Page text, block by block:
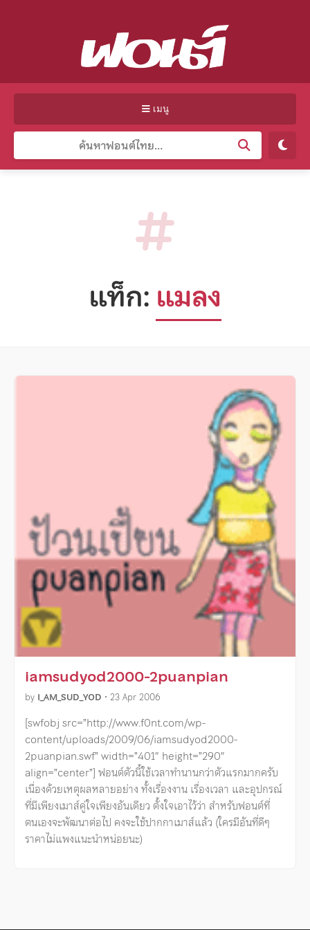
เมนู
แท็ก: แมลง
iamsudyod2000-2puanpian
by I_AM_SUD_YOD • 23 Apr 2006
[swfobj src=”http://www.f0nt.com/wp-
content/uploads/2009/06/iamsudyod2000-
2puanpian.swf” width=”401″ height=”290″
align=”center”] ฟอนต์ตัวนี้ใช้เวลาทำนานกว่าตัวแรกมากครับ
เนื่องด้วยเหตุผลหลายอย่าง ทั้งเรื่องงาน เรื่องเวลา และอุปกรณ์
ที่มีเพียงเมาส์คู่ใจเพียงอันเดียว ตั้งใจเอาไว้ว่า สำหรับฟอนต์ที่
ตนเองจะพัฒนาต่อไป คงจะใช้ปากกาเมาส์แล้ว (ใครมีอันที่ดีๆ
ราคาไม่แพงแนะนำหน่อยนะ)